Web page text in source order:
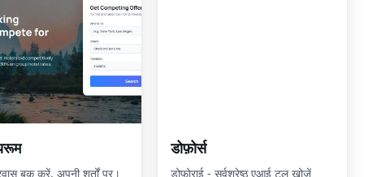
बुक करें, अपनी शर्तों पर।
डोफ़ोर्स
डोफ़ोराई - सर्वश्रेष्ठ एआई टूल खोजें